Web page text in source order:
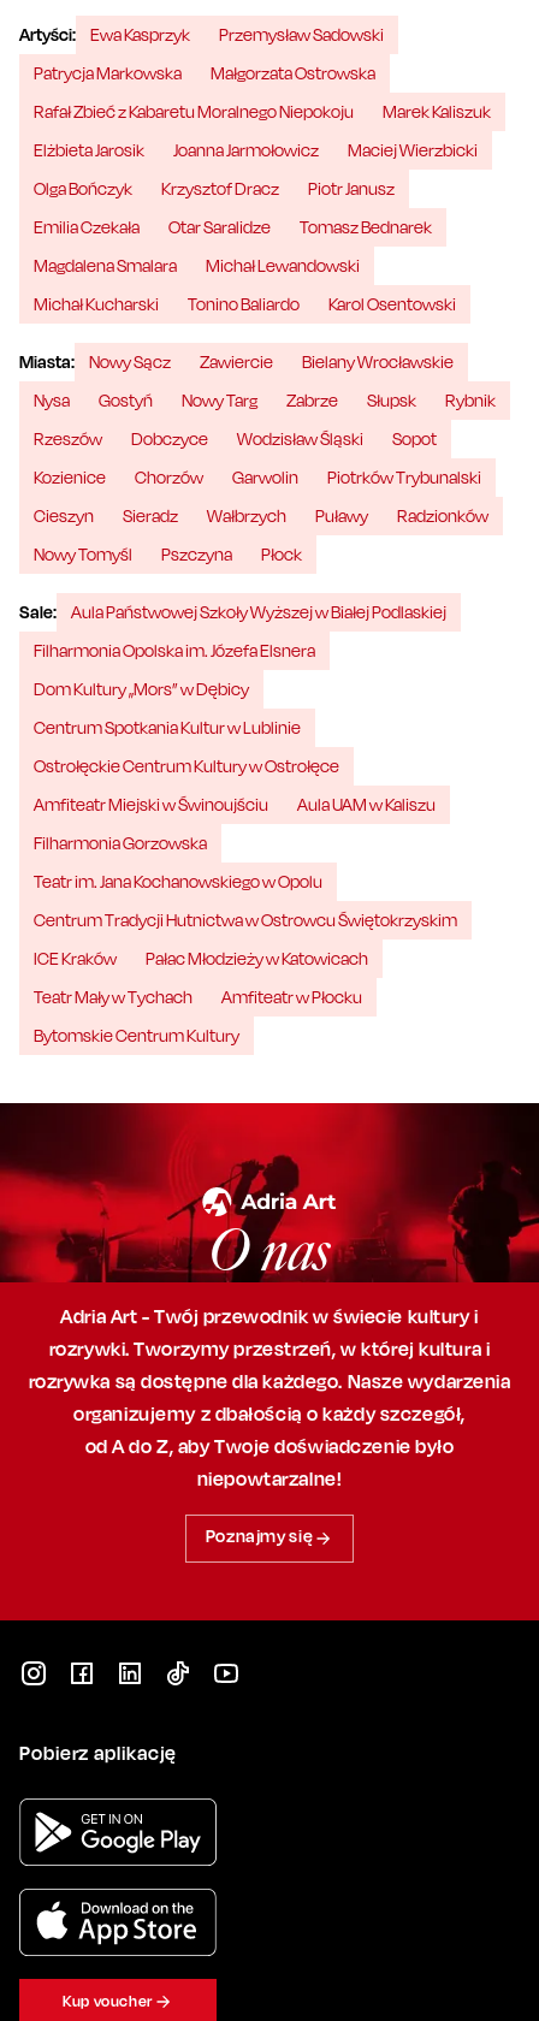
Artyści: Ewa Kasprzyk
Przemysław Sadowski
Patrycja Markowska
Małgorzata Ostrowska
Rafał Zbieć z Kabaretu Moralnego Niepokoju
Marek Kaliszuk
Elżbieta Jarosik
Joanna Jarmołowicz
Maciej Wierzbicki
Olga Bończyk
Krzysztof Dracz
Piotr Janusz
Emilia Czekała
Otar Saralidze
Tomasz Bednarek
Magdalena Smalara
Michał Lewandowski
Michał Kucharski
Tonino Baliardo Karol Osentowski
Miasta: Nowy Sącz Zawiercie
Bielany Wrocławskie
Nysa
Gostyń Nowy Targ Zabrze Słupsk
Rybnik
Rzeszów
Dobczyce Wodzisław Śląski
Sopot
Kozienice
Chorzów Garwolin
Piotrków Trybunalski
Cieszyn
Sieradz Wałbrzych Puławy
Radzionków
Nowy Tomyśl
Pszczyna Płock
Sale:
Aula Państwowej Szkoły Wyższej w Białej Podlaskiej
Filharmonia Opolska im. Józefa Elsnera
Dom Kultury „Mors” w Dębicy
Centrum Spotkania Kultur w Lublinie
Ostrołęckie Centrum Kultury w Ostrołęce
Amfiteatr Miejski w Świnoujściu
Aula UAM w Kaliszu
Filharmonia Gorzowska
Teatr im. Jana Kochanowskiego w Opolu
Centrum Tradycji Hutnictwa w Ostrowcu Świętokrzyskim
ICE Kraków
Pałac Młodzieży w Katowicach
Teatr Mały w Tychach
Amfiteatr w Płocku
Bytomskie Centrum Kultury
O nas
Adria Art - Twój przewodnik w świecie kultury i
rozrywki. Tworzymy przestrzeń,w której kultura i
rozrywka są dostępne dla każdego. Nasze wydarzenia
organizujemy z dbałością o każdy szczegół,
od A do Z, abyTwoje doświadczenie było
niepowtarzalne!
Poznajmy się
Pobierz aplikację
Kup voucher